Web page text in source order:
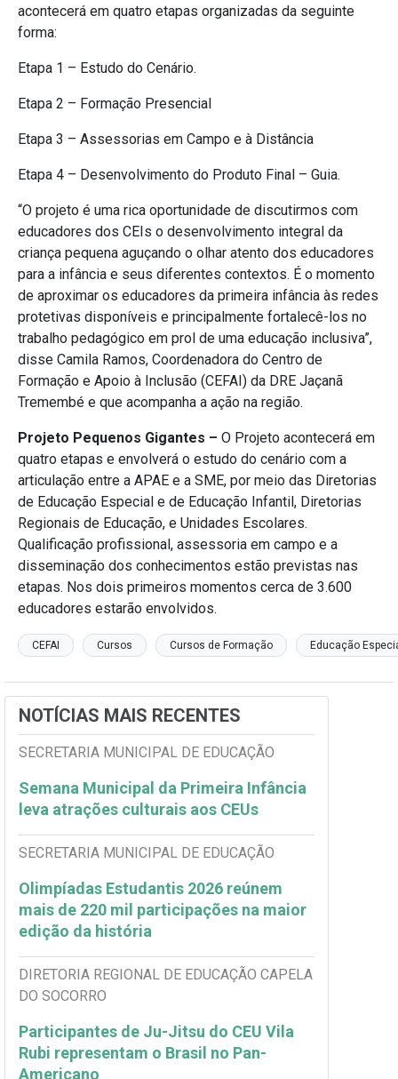
acontecerá em quatro etapas organizadas da seguinte
forma:
Etapa 1 – Estudo do Cenário.
Etapa 2 – Formação Presencial
Etapa 3 – Assessorias em Campo e à Distância
Etapa 4 – Desenvolvimento do Produto Final – Guia.
“O projeto é uma rica oportunidade de discutirmos com
educadores dos CEIs o desenvolvimento integral da
criança pequena aguçando o olhar atento dos educadores
para a infância e seus diferentes contextos. É o momento
de aproximar os educadores da primeira infância às redes
protetivas disponíveis e principalmente fortalecê-los no
trabalho pedagógico em prol de uma educação inclusiva”,
disse Camila Ramos, Coordenadora do Centro de
Formação e Apoio à Inclusão (CEFAI) da DRE Jaçanã
Tremembé e que acompanha a ação na região.
Projeto Pequenos Gigantes – O Projeto acontecerá em
quatro etapas e envolverá o estudo do cenário com a
articulação entre a APAE e a SME, por meio das Diretorias
de Educação Especial e de Educação Infantil, Diretorias
Regionais de Educação, e Unidades Escolares.
Qualificação profissional, assessoria em campo e a
disseminação dos conhecimentos estão previstas nas
etapas. Nos dois primeiros momentos cerca de 3.600
educadores estarão envolvidos.
CEFAI Cursos Cursos de Formação Educação
NOTÍCIAS MAIS RECENTES
SECRETARIA MUNICIPAL DE EDUCAÇÃO
Semana Municipal da Primeira Infância
leva atrações culturais aos CEUs
SECRETARIA MUNICIPAL DE EDUCAÇÃO
Olimpíadas Estudantis 2026 reúnem
mais de 220 mil participações na maior
edição da história
DIRETORIA REGIONAL DE EDUCAÇÃO CAPELA
DO SOCORRO
Participantes de Ju-Jitsu do CEU Vila
Rubi representam o Brasil no Pan-
Americano